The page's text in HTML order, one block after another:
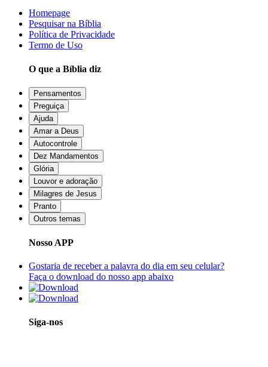
Homepage
Pesquisar na Bíblia
Política de Privacidade
Termo de Uso
O que a Bíblia diz
Pensamentos
Preguiça
Ajuda
Amar a Deus
Autocontrole
Dez Mandamentos
Glória
Louvor e adoração
Milagres de Jesus
Pranto
Outros temas
Nosso APP
Gostaria de receber a palavra do dia em seu celular?
Faça o download do nosso app abaixo
Siga-nos